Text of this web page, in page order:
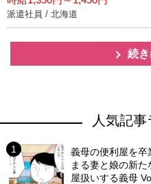
派遣社員 / 北海道
続
人気記
義母の便利屋を
まる妻と娘の新
屋扱いする義母